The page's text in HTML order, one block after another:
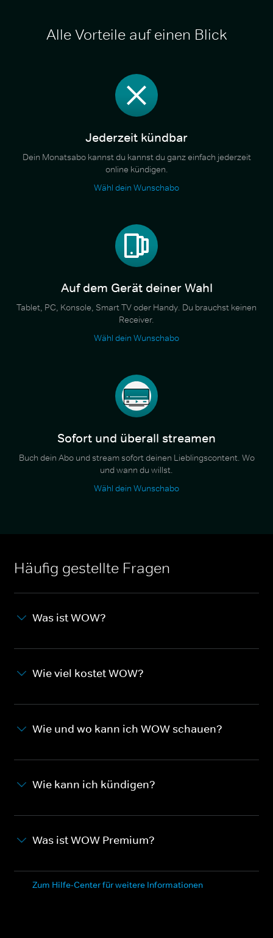
Alle Vorteile auf einen Blick
Jederzeit kündbar
Dein Monatsabo kannst du kannst du ganz einfach jederzeit
online kündigen.
Wähl dein Wunschabo
Auf dem Gerät deiner Wahl
Tablet, PC, Konsole, Smart TV oder Handy. Du brauchst keinen
Receiver.
Wähl dein Wunschabo
Sofort und überall streamen
Buch dein Abo und stream sofort deinen Lieblingscontent. Wo
und wann du willst.
Wähl dein Wunschabo
Häufig gestellte Fragen
Was ist WOW?
Wie viel kostet WOW?
Wie und wo kann ich WOW schauen?
Wie kann ich kündigen?
Was ist WOW Premium?
Zum Hilfe-Center für weitere Informationen